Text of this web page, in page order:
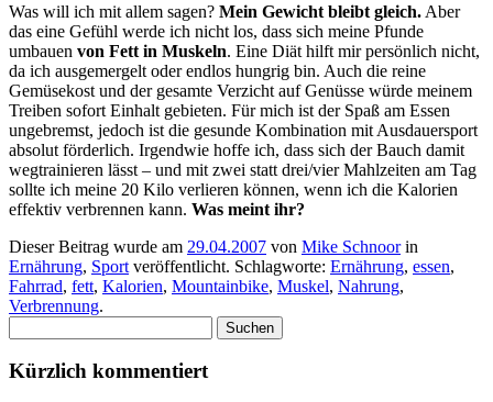
Was will ich mit allem sagen? Mein Gewicht bleibt gleich. Aber
das eine Gefühl werde ich nicht los, dass sich meine Pfunde
umbauen von Fett in Muskeln. Eine Diät hilft mir persönlich nicht,
da ich ausgemergelt oder endlos hungrig bin. Auch die reine
Gemüsekost und der gesamte Verzicht auf Genüsse würde meinem
Treiben sofort Einhalt gebieten. Für mich ist der Spaß am Essen
ungebremst, jedoch ist die gesunde Kombination mit Ausdauersport
absolut förderlich. Irgendwie hoffe ich, dass sich der Bauch damit
wegtrainieren lässt – und mit zwei statt drei/vier Mahlzeiten am Tag
sollte ich meine 20 Kilo verlieren können, wenn ich die Kalorien
effektiv verbrennen kann. Was meint ihr?
Dieser Beitrag wurde am 29.04.2007 von Mike Schnoorin
Ernährung, Sport veröffentlicht. Schlagworte: Ernährung, essen,
Fahrrad, fett, Kalorien, Mountainbike, Muskel, Nahrung,
Verbrennung.
nach:
Kürzlich kommentiert